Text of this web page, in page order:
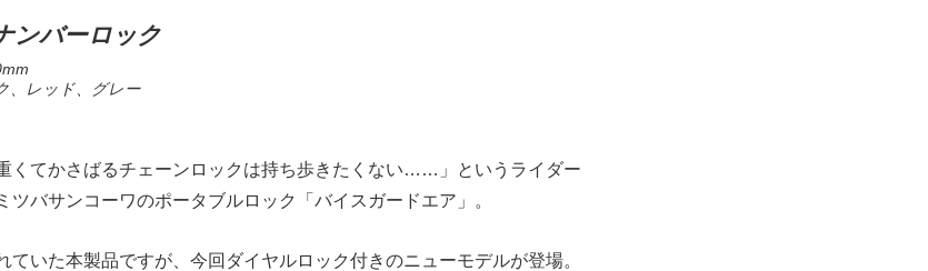
ンバーロック
、レッド、グレー
くてかさばるチェーンロックは持ち歩きたくない……」というライダー
ツバサンコーワのポータブルロック「バイスガードエア」。
ていた本製品ですが、今回ダイヤルロック付きのニューモデルが登場。